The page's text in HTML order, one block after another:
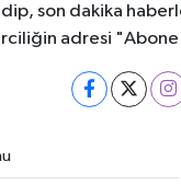
son dakika
adresi